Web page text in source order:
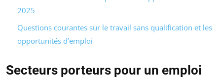
2025
Questions courantes sur le travail sans qualification et les
opportunités d’emploi
Secteurs porteurs pour un emploi